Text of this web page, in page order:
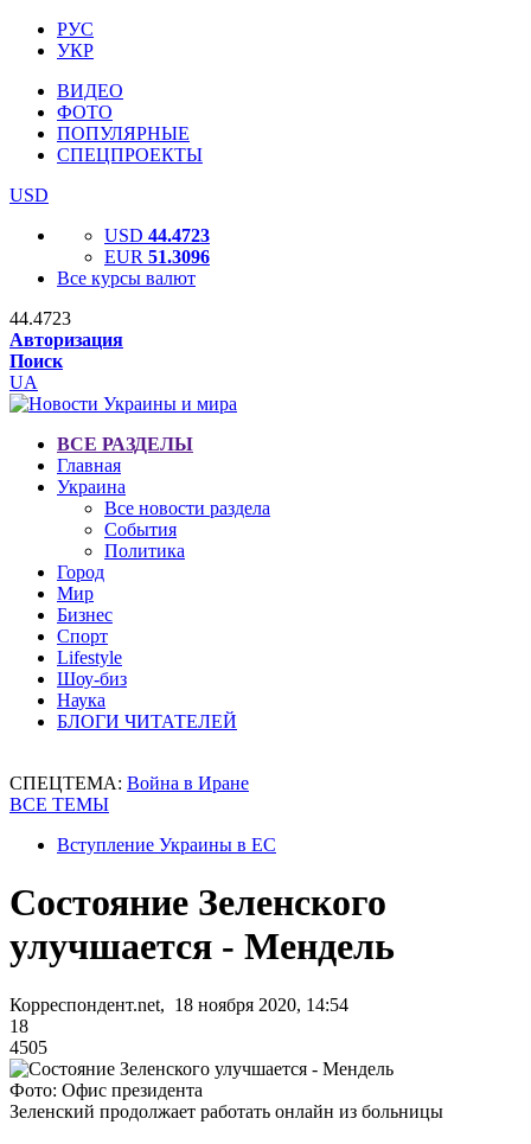
РУС
УКР
ВИДЕО
ФОТО
ПОПУЛЯРНЫЕ
СПЕЦПРОЕКТЫ
USD
USD 44.4723
EUR 51.3096
Все курсы валют
44.4723
Авторизация
Поиск
UA
ВСЕ РАЗДЕЛЫ
Главная
Украина
Все новости раздела
События
Политика
Город
Мир
Бизнес
Спорт
Lifestyle
Шоу-биз
Наука
БЛОГИ ЧИТАТЕЛЕЙ
СПЕЦТЕМА: Война в Иране
ВСЕ ТЕМЫ
Вступление Украины в ЕС
Состояние Зеленского
улучшается - Мендель
Корреспондент.net, 18 ноября 2020, 14:54
18
4505
Фото: Офис президента
Зеленский продолжает работать онлайн из больницы